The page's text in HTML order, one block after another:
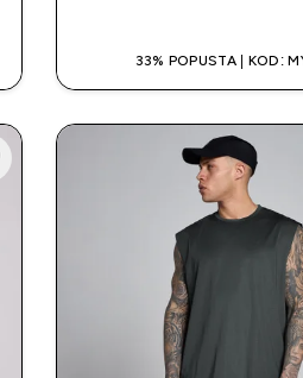
33% POPUSTA | KOD: